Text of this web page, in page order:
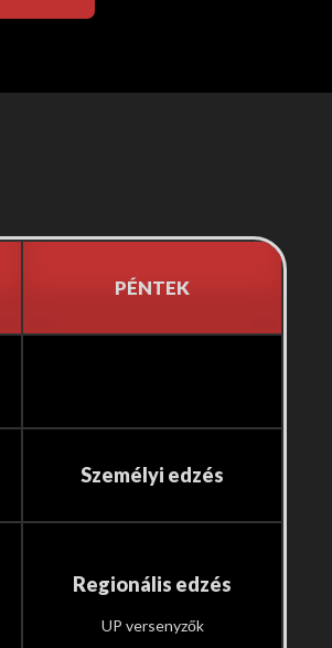
PÉNTEK
Személyi edzés
Regionális edzés
UP versenyzők